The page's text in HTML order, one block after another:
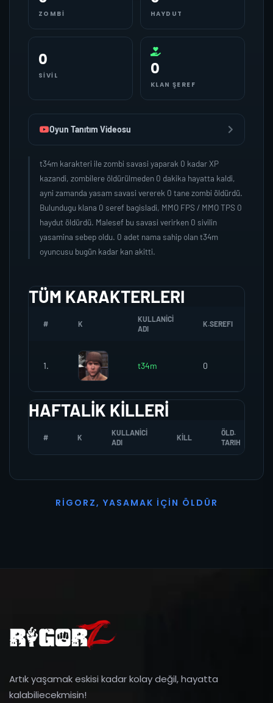
ZOMBI HAYDUT
0
SIVIL 0
KLAN ŞEREF
Oyun Tanıtım Videosu
t34m karakteri ile zombi savasi yaparak 0 kadar XP
kazandi, zombilere öldürülmeden 0 dakika hayatta kaldi,
ayni zamanda yasam savasi vererek 0 tane zombi öldürdü.
Bulundugu klana 0 seref bagisladi, MMO FPS / MMO TPS 0
haydut öldürdü. Malesef bu savasi verirken 0 sivilin
yasamina sebep oldu. 0 adet nama sahip olan t34m
oyuncusu bugün kadar kan akitti.
TÜM KARAKTERLERI
# K
KULLANICI
ADI
K.SEREFI
1. t34m 0
HAFTALIK KILLERI
# K
KULLANICI
ADI
KILL
ÖLD.
TARIH
R I G O R Z, YASAMAK İ ÇI N Ö L D Ü R
Artık yaşamak eskisi kadar kolay değil, hayatta
kalabiliecekmisin!